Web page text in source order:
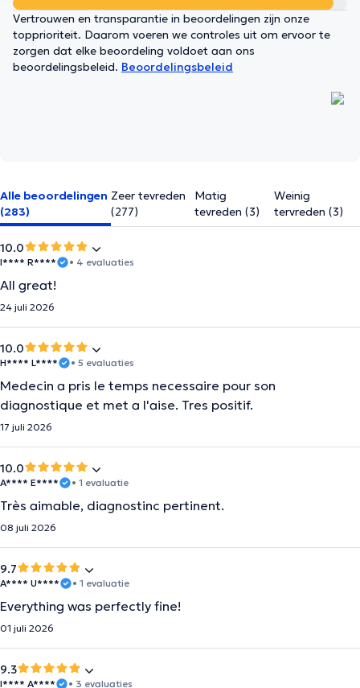
Vertrouwen en transparantie in beoordelingen zijn onze
topprioriteit. Daarom voeren we controles uit om ervoor te
zorgen dat elke beoordeling voldoet aan ons
beoordelingsbeleid. Beoordelingsbeleid
Alle beoordelingen
(283)
Zeer tevreden
(277)
Matig
tevreden (3)
Weinig
tervreden (3)
10.0
I**** R**** • 4 evaluaties
All great!
24 juli 2026
10.0
H**** L**** • 5 evaluaties
Medecin a pris le temps necessaire pour son
diagnostique et met a l'aise. Tres positif.
17 juli 2026
10.0
A**** E**** • 1 evaluatie
Très aimable, diagnostinc pertinent.
08 juli 2026
9.7
A**** U**** • 1 evaluatie
Everything was perfectly fine!
01 juli 2026
9.3
I**** A**** • 3 evaluaties